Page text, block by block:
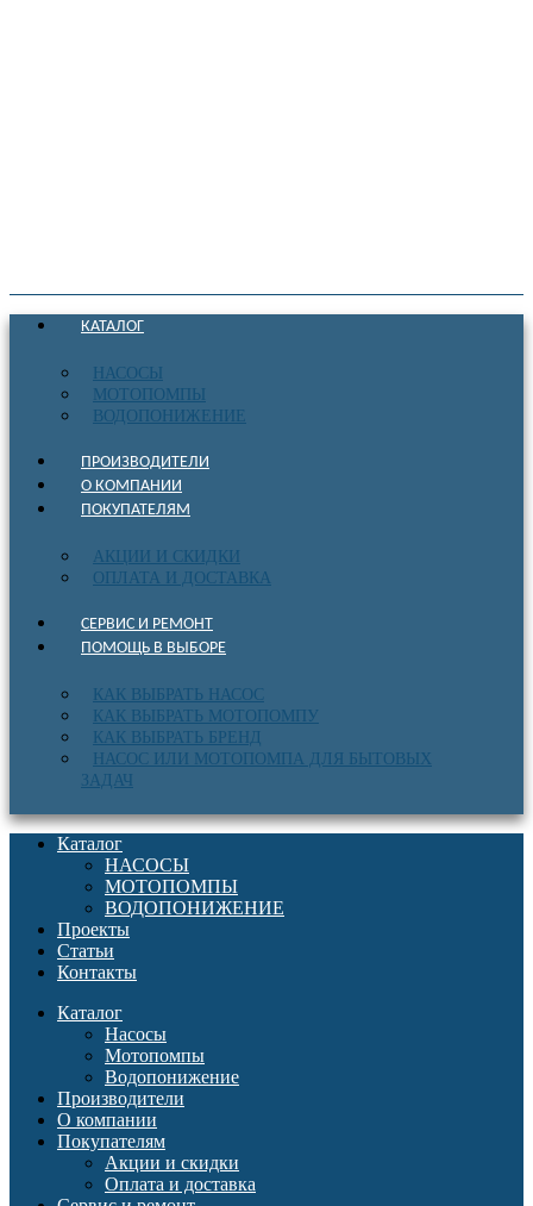
КАТАЛОГ
НАСОСЫ
МОТОПОМПЫ
ВОДОПОНИЖЕНИЕ
ПРОИЗВОДИТЕЛИ
О КОМПАНИИ
ПОКУПАТЕЛЯМ
АКЦИИ И СКИДКИ
ОПЛАТА И ДОСТАВКА
СЕРВИС И РЕМОНТ
ПОМОЩЬ В ВЫБОРЕ
КАК ВЫБРАТЬ НАСОС
КАК ВЫБРАТЬ МОТОПОМПУ
КАК ВЫБРАТЬ БРЕНД
НАСОС ИЛИ МОТОПОМПА ДЛЯ БЫТОВЫХ
ЗАДАЧ
Каталог
НАСОСЫ
МОТОПОМПЫ
ВОДОПОНИЖЕНИЕ
Проекты
Статьи
Контакты
Каталог
Насосы
Мотопомпы
Водопонижение
Производители
О компании
Покупателям
Акции и скидки
Оплата и доставка